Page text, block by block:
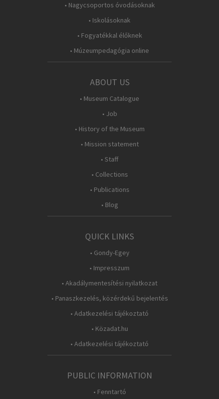
• Nagycsoportos óvodásoknak
• Iskolásoknak
• Fogyatékkal élőknek
• Múzeumpedagógia online
ABOUT US
• Museum Catalogue
• Job
• History of the Museum
• Mission statement
• Staff
• Collections
• Publications
• Blog
QUICK LINKS
• Gondy-Egey
• Impresszum
• Akadálymentesítési nyilatkozat
• Panaszkezelés, közérdekű bejelentés
• Adatkezelési tájékoztató
• Közadat.hu
• Adatkezelési tájékoztató
PUBLIC INFORMATION
• Fenntartó